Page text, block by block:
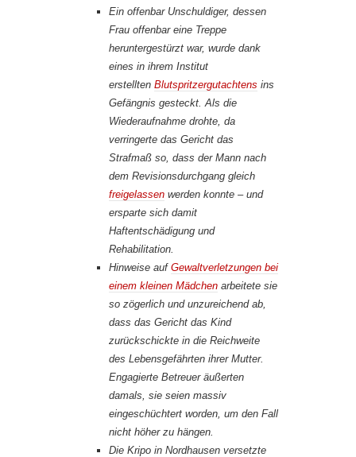
Ein offenbar Unschuldiger, dessen
Frau offenbar eine Treppe
heruntergestürzt war, wurde dank
eines in ihrem Institut
erstellten Blutspritzergutachtens ins
Gefängnis gesteckt. Als die
Wiederaufnahme drohte, da
verringerte das Gericht das
Strafmaß so, dass der Mann nach
dem Revisionsdurchgang gleich
freigelassen werden konnte – und
ersparte sich damit
Haftentschädigung und
Rehabilitation.
Hinweise auf Gewaltverletzungen bei
einem kleinen Mädchen arbeitete sie
so zögerlich und unzureichend ab,
dass das Gericht das Kind
zurückschickte in die Reichweite
des Lebensgefährten ihrer Mutter.
Engagierte Betreuer äußerten
damals, sie seien massiv
eingeschüchtert worden, um den Fall
nicht höher zu hängen.
Die Kripo in Nordhausen versetzte